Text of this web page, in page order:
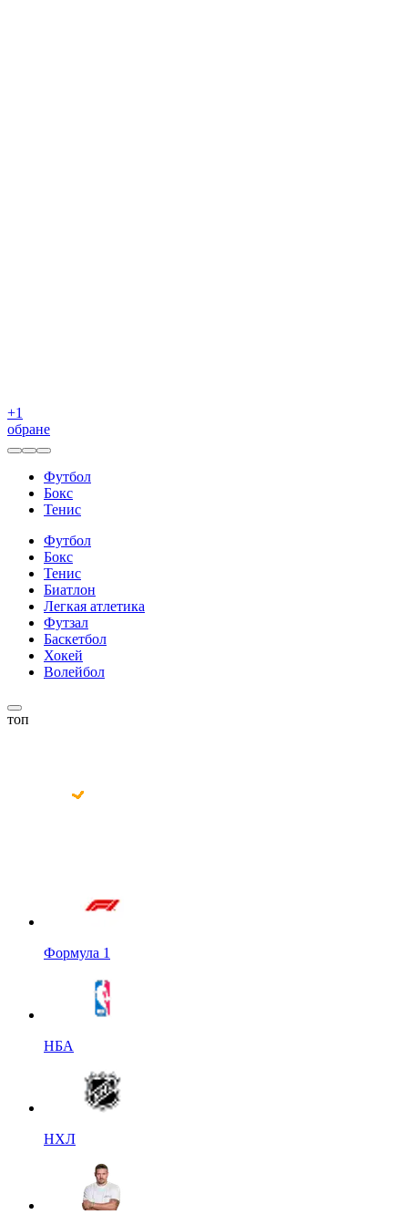
+1
обране
Футбол
Бокс
Тенис
Футбол
Бокс
Тенис
Биатлон
Легкая атлетика
Футзал
Баскетбол
Хокей
Волейбол
топ
Формула 1
НБА
НХЛ